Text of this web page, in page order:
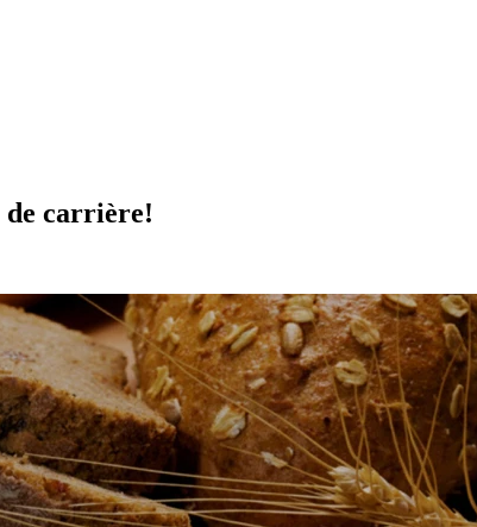
de carrière!